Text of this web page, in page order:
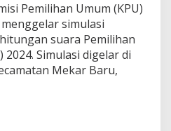
Pemilihan Umum (KPU)
simulasi
suara Pemilihan
2024. Simulasi digelar di
Mekar Baru,